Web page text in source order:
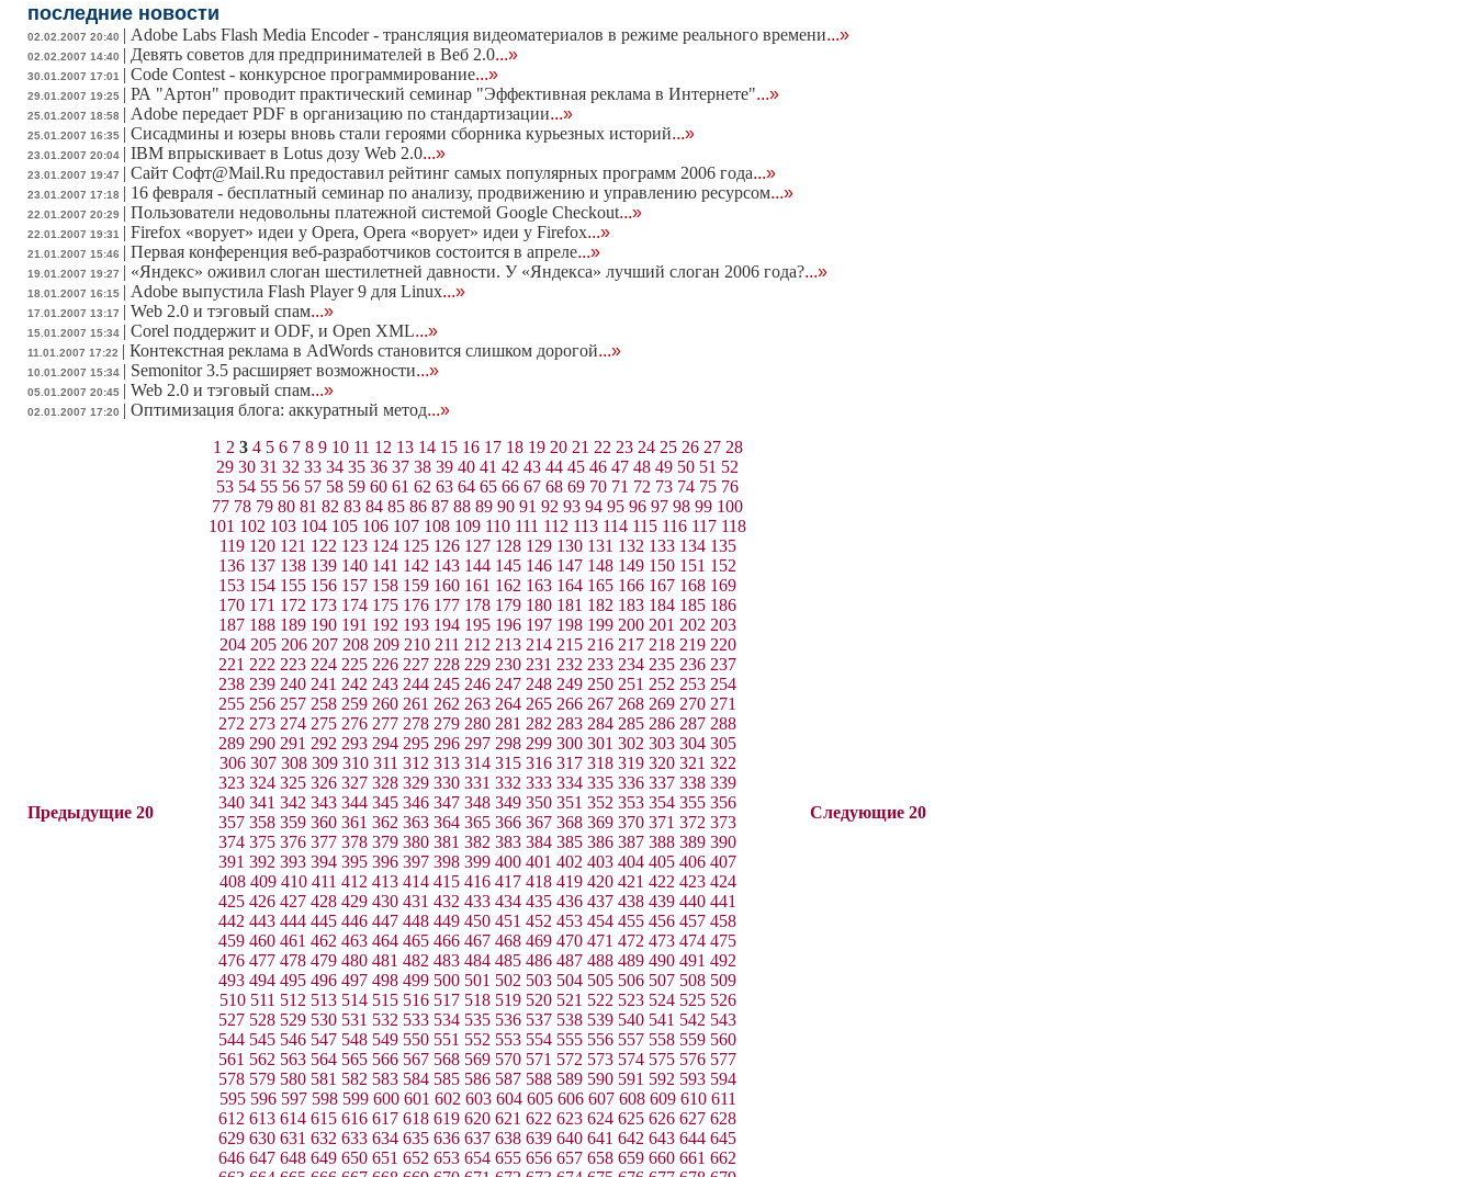
последние новости
02.02.2007 20:40 | Adobe Labs Flash Media Encoder - трансляция видеоматериалов в режиме реального времени...»
02.02.2007 14:40 | Девять советов для предпринимателей в Веб 2.0...»
30.01.2007 17:01 | Code Contest - конкурсное программирование...»
29.01.2007 19:25 | РА "Артон" проводит практический семинар "Эффективная реклама в Интернете"...»
25.01.2007 18:58 | Adobe передает PDF в организацию по стандартизации...»
25.01.2007 16:35 | Сисадмины и юзеры вновь стали героями сборника курьезных историй...»
23.01.2007 20:04 | IBM впрыскивает в Lotus дозу Web 2.0...»
23.01.2007 19:47 | Сайт Софт@Mail.Ru предоставил рейтинг самых популярных программ 2006 года...»
23.01.2007 17:18 | 16 февраля - бесплатный семинар по анализу, продвижению и управлению ресурсом...»
22.01.2007 20:29 | Пользователи недовольны платежной системой Google Checkout...»
22.01.2007 19:31 | Firefox «ворует» идеи у Opera, Opera «ворует» идеи у Firefox...»
21.01.2007 15:46 | Первая конференция веб-разработчиков состоится в апреле...»
19.01.2007 19:27 | «Яндекс» оживил слоган шестилетней давности. У «Яндекса» лучший слоган 2006 года?...»
18.01.2007 16:15 | Adobe выпустила Flash Player 9 для Linux...»
17.01.2007 13:17 | Web 2.0 и тэговый спам...»
15.01.2007 15:34 | Corel поддержит и ODF, и Open XML...»
11.01.2007 17:22 | Контекстная реклама в AdWords становится слишком дорогой...»
10.01.2007 15:34 | Semonitor 3.5 расширяет возможности...»
05.01.2007 20:45 | Web 2.0 и тэговый спам...»
02.01.2007 17:20 | Оптимизация блога: аккуратный метод...»
Предыдущие 20
1 2 3 4 5 6 7 8 9 10 11 12 13 14 15 16 17 18 19 20 21 22 23 24 25 26 27 28
29 30 31 32 33 34 35 36 37 38 39 40 41 42 43 44 45 46 47 48 49 50 51 52
53 54 55 56 57 58 59 60 61 62 63 64 65 66 67 68 69 70 71 72 73 74 75 76
77 78 79 80 81 82 83 84 85 86 87 88 89 90 91 92 93 94 95 96 97 98 99 100
101 102 103 104 105 106 107 108 109 110 111 112 113 114 115 116 117 118
119 120 121 122 123 124 125 126 127 128 129 130 131 132 133 134 135
136 137 138 139 140 141 142 143 144 145 146 147 148 149 150 151 152
153 154 155 156 157 158 159 160 161 162 163 164 165 166 167 168 169
170 171 172 173 174 175 176 177 178 179 180 181 182 183 184 185 186
187 188 189 190 191 192 193 194 195 196 197 198 199 200 201 202 203
204 205 206 207 208 209 210 211 212 213 214 215 216 217 218 219 220
221 222 223 224 225 226 227 228 229 230 231 232 233 234 235 236 237
238 239 240 241 242 243 244 245 246 247 248 249 250 251 252 253 254
255 256 257 258 259 260 261 262 263 264 265 266 267 268 269 270 271
272 273 274 275 276 277 278 279 280 281 282 283 284 285 286 287 288
289 290 291 292 293 294 295 296 297 298 299 300 301 302 303 304 305
306 307 308 309 310 311 312 313 314 315 316 317 318 319 320 321 322
323 324 325 326 327 328 329 330 331 332 333 334 335 336 337 338 339
340 341 342 343 344 345 346 347 348 349 350 351 352 353 354 355 356
357 358 359 360 361 362 363 364 365 366 367 368 369 370 371 372 373
374 375 376 377 378 379 380 381 382 383 384 385 386 387 388 389 390
391 392 393 394 395 396 397 398 399 400 401 402 403 404 405 406 407
408 409 410 411 412 413 414 415 416 417 418 419 420 421 422 423 424
425 426 427 428 429 430 431 432 433 434 435 436 437 438 439 440 441
442 443 444 445 446 447 448 449 450 451 452 453 454 455 456 457 458
459 460 461 462 463 464 465 466 467 468 469 470 471 472 473 474 475
476 477 478 479 480 481 482 483 484 485 486 487 488 489 490 491 492
493 494 495 496 497 498 499 500 501 502 503 504 505 506 507 508 509
510 511 512 513 514 515 516 517 518 519 520 521 522 523 524 525 526
527 528 529 530 531 532 533 534 535 536 537 538 539 540 541 542 543
544 545 546 547 548 549 550 551 552 553 554 555 556 557 558 559 560
561 562 563 564 565 566 567 568 569 570 571 572 573 574 575 576 577
578 579 580 581 582 583 584 585 586 587 588 589 590 591 592 593 594
595 596 597 598 599 600 601 602 603 604 605 606 607 608 609 610 611
612 613 614 615 616 617 618 619 620 621 622 623 624 625 626 627 628
629 630 631 632 633 634 635 636 637 638 639 640 641 642 643 644 645
646 647 648 649 650 651 652 653 654 655 656 657 658 659 660 661 662
Следующие 20